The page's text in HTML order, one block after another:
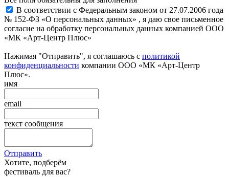
В соответствии с Федеральным законом от 27.07.2006 года
№ 152-ФЗ «О персональных данных» , я даю свое письменное
согласие на обработку персональных данных компанией ООО
«МК «Арт-Центр Плюс»
Нажимая "Отправить", я соглашаюсь с политикой
конфиденциальности компании ООО «МК «Арт-Центр
Плюс».
имя
email
текст сообщения
Отправить
Хотите, подберём
фестиваль для вас?